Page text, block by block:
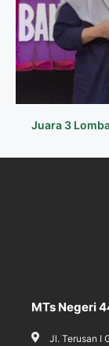
Juara 3
MTs Negeri
Jl. Terusan I